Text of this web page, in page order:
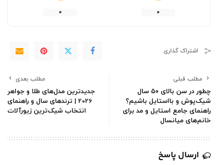
0
0
اشتراک گذاری
مطلب قبلی
چطور در سن بالای ۵۰ سال
شیک‌پوش و بااستایل باشیم؟
راهنمای جامع استایل و مد برای
خانم‌های میانسال
مطلب بعدی
جدیدترین مدل‌های طلا و جواهر
2026 | ترندهای سال و راهنمای
انتخاب شیک‌ترین زیورآلات
ارسال پاسخ